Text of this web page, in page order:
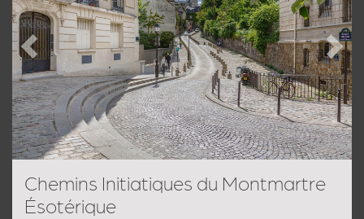
Previous Next
Chemins Initiatiques du Montmartre
Ésotérique